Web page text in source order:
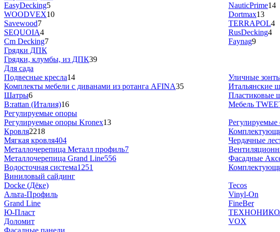
EasyDecking5
WOODVEX10
Savewood7
SEQUOIA4
Cm Decking7
NauticPrime14
Dortmax13
TERRAPOL4
RusDecking4
Faynag9
Грядки ДПК
Грядки, клумбы, из ДПК39
Для сада
Подвесные кресла14
Комплекты мебели с диванами из ротанга AFINA35
Шатры6
B:rattan (Италия)16
Уличные
Итальянские
Пластиковые
Регулируемые опоры
Регулируемые опоры Kronex13
Кровля2218
Мягкая кровля404
Металлочерепица Металл профиль7
Металлочерепица Grand Line556
Водосточная система1251
Чердачные
Фасадные
Виниловый сайдинг
Docke (Дёке)
Альта-Профиль
Grand Line
Ю-Пласт
Доломит
Tecos
Vinyl-On
FineBer
VOX
Фасадные панели